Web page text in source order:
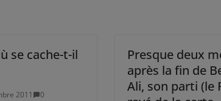
se cache-t-il
2011 0
Presque deux
après la fin de
Ali, son parti (le